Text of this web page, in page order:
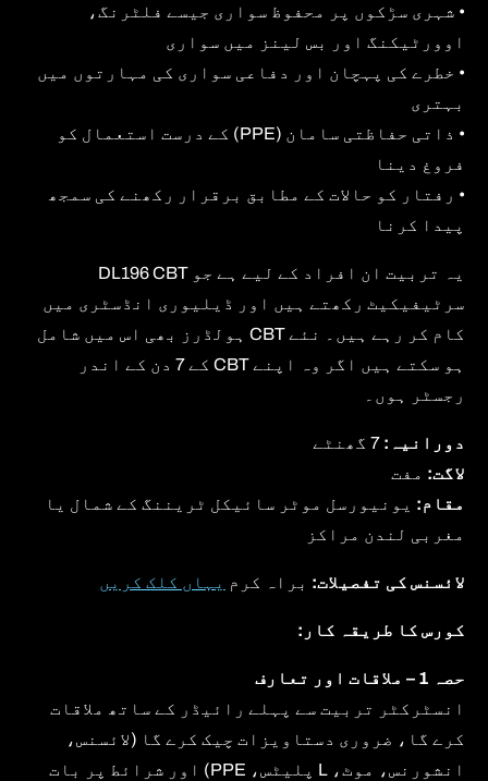
• شہری سڑکوں پر محفوظ سواری جیسے فلٹرنگ،
اوورٹیکنگ اور بس لینز میں سواری
• خطرے کی پہچان اور دفاعی سواری کی مہارتوں میں
بہتری
• ذاتی حفاظتی سامان (PPE) کے درست استعمال کو
فروغ دینا
• رفتار کو حالات کے مطابق برقرار رکھنے کی سمجھ
پیدا کرنا
یہ تربیت ان افراد کے لیے ہے جو DL196 CBT
سرٹیفیکیٹ رکھتے ہیں اور ڈیلیوری انڈسٹری میں
کام کر رہے ہیں۔ نئے CBT ہولڈرز بھی اس میں شامل
ہو سکتے ہیں اگر وہ اپنے CBT کے 7 دن کے اندر
رجسٹر ہوں۔
دورانیہ: 7 گھنٹے
لاگت: مفت
مقام: یونیورسل موٹر سائیکل ٹریننگ کے شمال یا
مغربی لندن مراکز
لائسنس کی تفصیلات: براہ کرم یہاں کلک کریں
کورس کا طریقہ کار:
حصہ 1 – ملاقات اور تعارف
انسٹرکٹر تربیت سے پہلے رائیڈر کے ساتھ ملاقات
کرے گا، ضروری دستاویزات چیک کرے گا (لائسنس،
انشورنس، موٹ، L پلیٹس، PPE) اور شرائط پر بات